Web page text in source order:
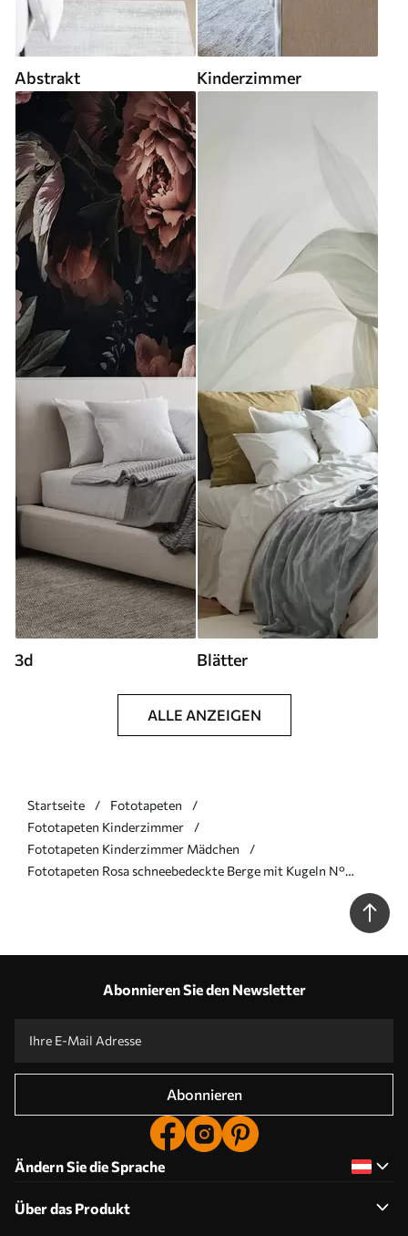
Abstrakt Kinderzimmer
3d Blätter
ALLE ANZEIGEN
Startseite
Fototapeten
Fototapeten Kinderzimmer
Fototapeten Kinderzimmer Mädchen
Fototapeten Rosa schneebedeckte Berge mit Kugeln N°
Abonnieren Sie den Newsletter
Abonnieren
Ändern Sie die Sprache
Über das Produkt